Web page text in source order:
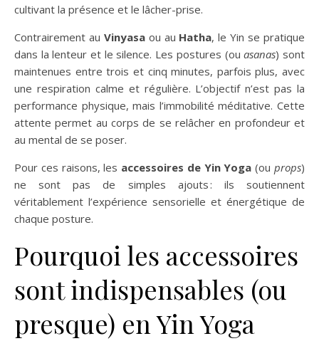
cultivant la présence et le lâcher-prise.
Contrairement au Vinyasaou au Hatha, le Yin se pratique
dans la lenteur et le silence. Les postures (ouasanas) sont
maintenues entre trois et cinq minutes, parfois plus, avec
une respiration calme et régulière. L’objectif n’est pas la
performance physique, mais l’immobilité méditative. Cette
attente permet au corps de se relâcher en profondeur et
au mental de se poser.
Pour ces raisons, les accessoires de Yin Yoga (ouprops)
ne sont pas de simples ajouts : ils soutiennent
véritablement l’expérience sensorielle et énergétique de
chaque posture.
Pourquoi les accessoires
sont indispensables (ou
presque) en Yin Yoga